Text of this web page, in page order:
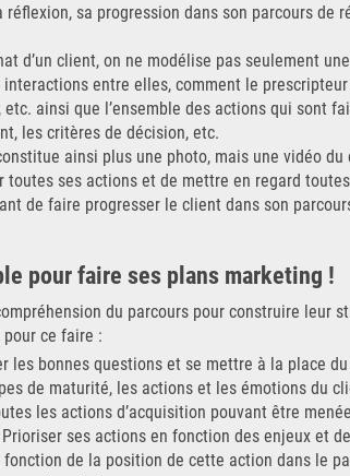
sa progression dans son parcours de
d’un client, on ne modélise pas seulement
entre elles, comment le
ainsi que l’ensemble des actions qui sont
les critères de décision, etc.
ainsi plus une photo, mais une vidéo
toutes ses actions et de mettre en regard
de faire progresser le client dans son
pour faire ses plans marketing !
du parcours pour construire leur
ce faire :
les bonnes questions et se mettre à la place
de maturité, les actions et les émotions du
les actions d’acquisition pouvant être
ses actions en fonction des enjeux et
de la position de cette action dans le